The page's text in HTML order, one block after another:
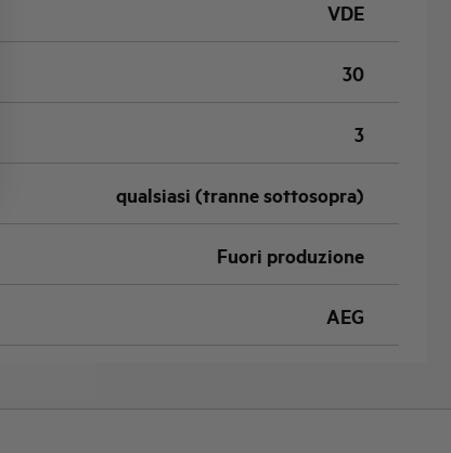
VDE
30
3
qualsiasi (tranne sottosopra)
Fuori produzione
AEG